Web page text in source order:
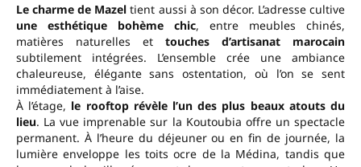
Le charme de Mazel tient aussi à son décor. L’adresse cultive
une esthétique bohème chic, entre meubles chinés,
matières naturelles et touches d’artisanat marocain
subtilement intégrées. L’ensemble crée une ambiance
chaleureuse, élégante sans ostentation, où l’on se sent
immédiatement à l’aise.
À l’étage, le rooftop révèle l’un des plus beaux atouts du
lieu. La vue imprenable sur la Koutoubia offre un spectacle
permanent. À l’heure du déjeuner ou en fin de journée, la
lumière enveloppe les toits ocre de la Médina, tandis que